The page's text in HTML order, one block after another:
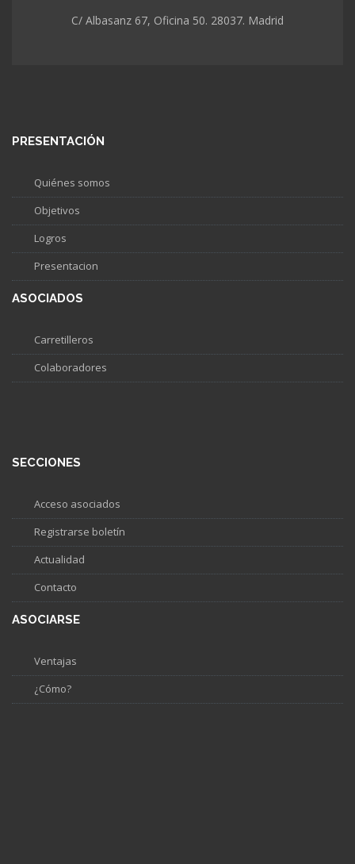
C/ Albasanz 67, Oficina 50. 28037. Madrid
PRESENTACIÓN
Quiénes somos
Objetivos
Logros
Presentacion
ASOCIADOS
Carretilleros
Colaboradores
SECCIONES
Acceso asociados
Registrarse boletín
Actualidad
Contacto
ASOCIARSE
Ventajas
¿Cómo?